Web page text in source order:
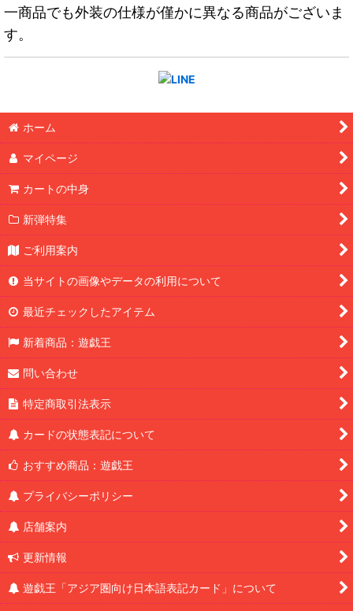
一商品でも外装の仕様が僅かに異なる商品がございま
す。
ホーム
マイページ
カートの中身
新弾特集
ご利用案内
当サイトの画像やデータの利用について
最近チェックしたアイテム
新着商品：遊戯王
問い合わせ
特定商取引法表示
カードの状態表記について
おすすめ商品：遊戯王
プライバシーポリシー
店舗案内
更新情報
遊戯王「アジア圏向け日本語表記カード」について